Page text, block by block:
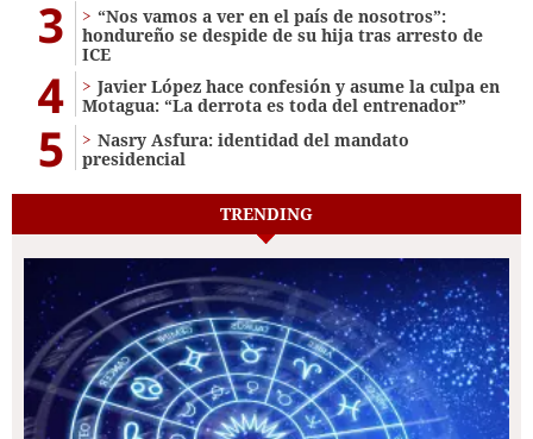
3
“Nos vamos a ver en el país de nosotros”:
hondureño se despide de su hija tras arresto de
ICE
4
Javier López hace confesión y asume la culpa en
Motagua: “La derrota es toda del entrenador”
5
Nasry Asfura: identidad del mandato
presidencial
TRENDING